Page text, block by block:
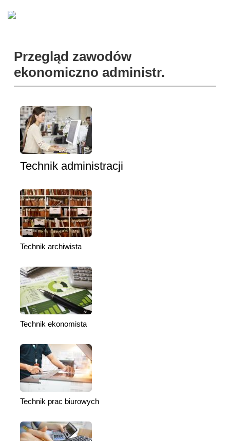
Przegląd zawodów
ekonomiczno administr.
Technik administracji
Technik archiwista
Technik ekonomista
Technik prac biurowych